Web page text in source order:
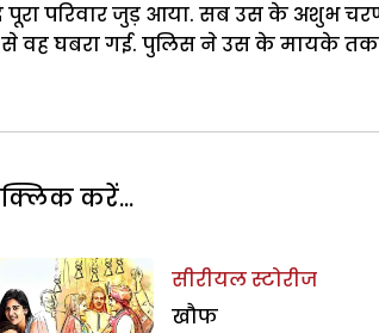
परिवार जुड़ आया. सब उस के अशुभ
से वह घबरा गई. पुलिस ने उस के मायके
करें...
सीरीयल स्टोरीज
खौफ